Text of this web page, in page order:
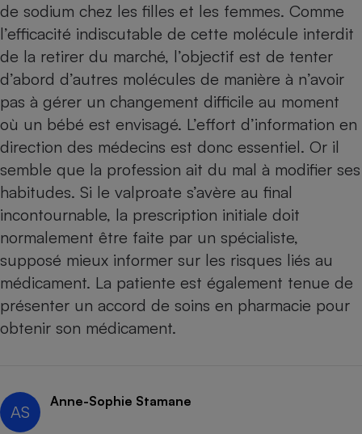
de sodium chez les filles et les femmes. Comme
l’efficacité indiscutable de cette molécule interdit
de la retirer du marché, l’objectif est de tenter
d’abord d’autres molécules de manière à n’avoir
pas à gérer un changement difficile au moment
où un bébé est envisagé. L’effort d’information en
direction des médecins est donc essentiel. Or il
semble que la profession ait du mal à modifier ses
habitudes. Si le valproate s’avère au final
incontournable, la prescription initiale doit
normalement être faite par un spécialiste,
supposé mieux informer sur les risques liés au
médicament. La patiente est également tenue de
présenter un accord de soins en pharmacie pour
obtenir son médicament.
AS
Anne-Sophie Stamane
Robot ménager